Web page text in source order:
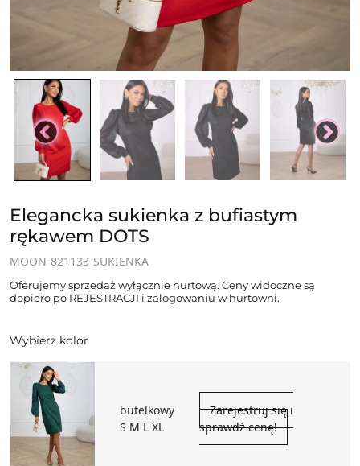
Elegancka sukienka z bufiastym
rękawem DOTS
MOON-821133-SUKIENKA
Oferujemy sprzedaż wyłącznie hurtową. Ceny widoczne są
dopiero po REJESTRACJI i zalogowaniu w hurtowni.
Wybierz kolor
butelkowy
S M L XL
Zarejestruj się i
sprawdź cenę!